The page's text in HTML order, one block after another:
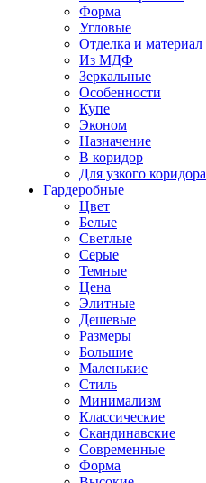
Форма
Угловые
Отделка и материал
Из МДФ
Зеркальные
Особенности
Купе
Эконом
Назначение
В коридор
Для узкого коридора
Гардеробные
Цвет
Белые
Светлые
Серые
Темные
Цена
Элитные
Дешевые
Размеры
Большие
Маленькие
Стиль
Минимализм
Классические
Скандинавские
Современные
Форма